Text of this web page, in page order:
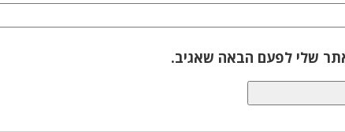
שלי לפעם הבאה שאגיב.